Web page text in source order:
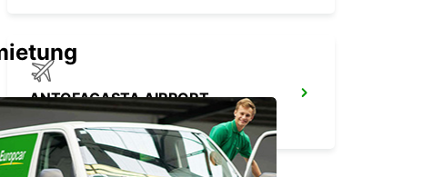
ANTOFAGASTA AIRPORT
ANTOFAGASTA - CHILE